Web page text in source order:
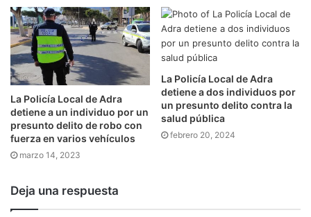
La Policía Local de Adra
detiene a un individuo por un
presunto delito de robo con
fuerza en varios vehículos
marzo 14, 2023
La Policía Local de Adra
detiene a dos individuos por
un presunto delito contra la
salud pública
febrero 20, 2024
Deja una respuesta